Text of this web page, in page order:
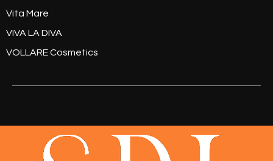
Vita Mare
VIVA LA DIVA
VOLLARE Cosmetics